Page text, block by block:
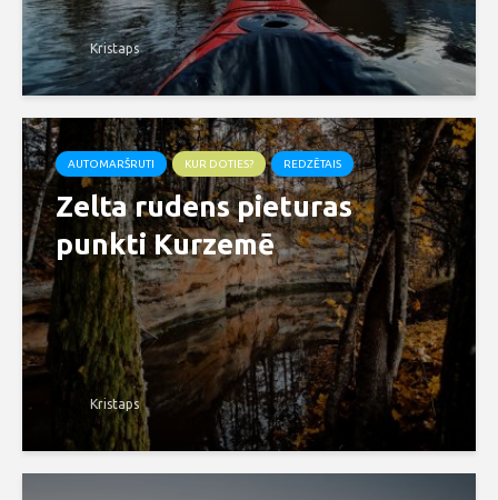
Kristaps
AUTOMARŠRUTI KUR DOTIES? REDZĒTAIS
Zelta rudens pieturas
punkti Kurzemē
Kristaps